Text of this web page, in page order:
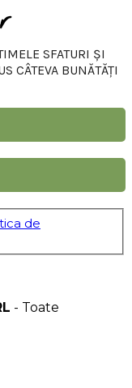
SFATURI ȘI
CÂTEVA BUNĂTĂȚI
de
- Toate